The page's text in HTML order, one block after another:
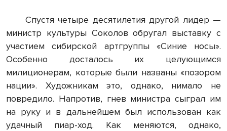
Спустя четыре десятилетия другой лидер —
министр культуры Соколов обругал выставку с
участием сибирской артгруппы «Синие носы».
Особенно досталось их целующимся
милиционерам, которые были названы «позором
нации». Художникам это, однако, нимало не
повредило. Напротив, гнев министра сыграл им
на руку и в дальнейшем был использован как
удачный пиар-ход. Как меняются, однако,